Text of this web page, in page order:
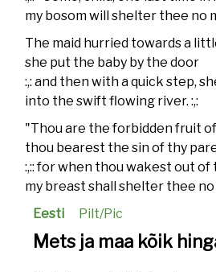
my bosom will shelter thee no
The maid hurried towards a
she put the baby by the door
:,: and then with a quick step,
into the swift flowing river. :,:
"Thou are the forbidden fruit
thou bearest the sin of thy
:,:: for when thou wakest out of
my breast shall shelter thee no
Eesti
Pilt/Pic
Mets ja maa kõik